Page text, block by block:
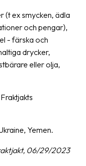
(t ex smycken, ädla
och pengar),
- färska och
drycker,
eller olja,
Yemen.
06/29/2023